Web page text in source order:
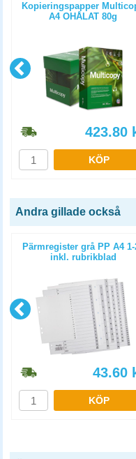
Kopieringspapper
A4 OHÅLAT 80g
423.80
KÖP
Andra gillade också
Pärmregister grå PP A4 1-
inkl. rubrikblad
43.60
KÖP